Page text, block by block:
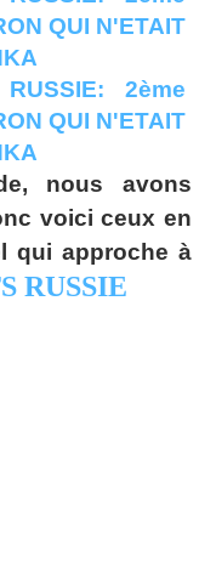
nous avons
voici ceux en
qui approche à
RUSSIE